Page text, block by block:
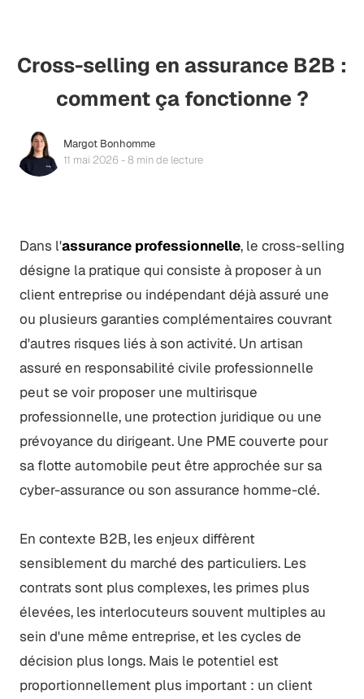
Cross-selling en assurance B2B :
comment ça fonctionne ?
Margot Bonhomme
11 mai 2026 - 8 min de lecture
Dans l'assurance professionnelle, le cross-selling
désigne la pratique qui consiste à proposer à un
client entreprise ou indépendant déjà assuré une
ou plusieurs garanties complémentaires couvrant
d'autres risques liés à son activité. Un artisan
assuré en responsabilité civile professionnelle
peut se voir proposer une multirisque
professionnelle, une protection juridique ou une
prévoyance du dirigeant. Une PME couverte pour
sa flotte automobile peut être approchée sur sa
cyber-assurance ou son assurance homme-clé.
En contexte B2B, les enjeux diffèrent
sensiblement du marché des particuliers. Les
contrats sont plus complexes, les primes plus
élevées, les interlocuteurs souvent multiples au
sein d'une même entreprise, et les cycles de
décision plus longs. Mais le potentiel est
proportionnellement plus important : un client